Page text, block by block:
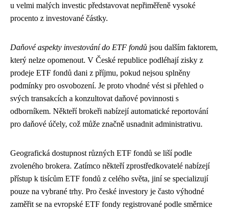
u velmi malých investic představovat nepřiměřeně vysoké
procento z investované částky.
Daňové aspekty investování do ETF fondů jsou dalším faktorem,
který nelze opomenout. V České republice podléhají zisky z
prodeje ETF fondů dani z příjmu, pokud nejsou splněny
podmínky pro osvobození. Je proto vhodné vést si přehled o
svých transakcích a konzultovat daňové povinnosti s
odborníkem. Někteří brokeři nabízejí automatické reportování
pro daňové účely, což může značně usnadnit administrativu.
Geografická dostupnost různých ETF fondů se liší podle
zvoleného brokera. Zatímco někteří zprostředkovatelé nabízejí
přístup k tisícům ETF fondů z celého světa, jiní se specializují
pouze na vybrané trhy. Pro české investory je často výhodné
zaměřit se na evropské ETF fondy registrované podle směrnice